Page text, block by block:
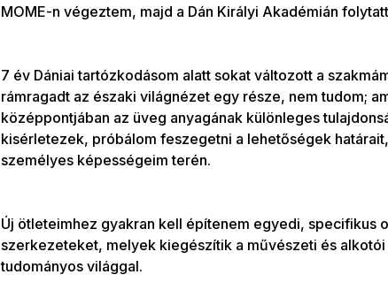
MOME-n végeztem, majd a Dán Királyi Akadémián
7 év Dániai tartózkodásom alatt sokat változott a
rámragadt az északi világnézet egy része, nem tudom;
középpontjában az üveg anyagának különleges
kisérletezek, próbálom feszegetni a lehetőségek
személyes képességeim terén.
Új ötleteimhez gyakran kell építenem egyedi, specifikus
szerkezeteket, melyek kiegészítik a művészeti és
tudományos világgal.